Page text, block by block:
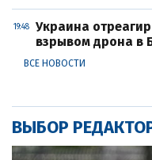
19:48
Украина
взрывом дрона в
ВСЕ НОВОСТИ
ВЫБОР